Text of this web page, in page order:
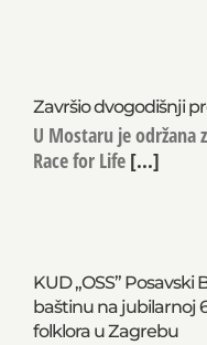
Završio dvogodišnji
U Mostaru je održana
Race for Life [...]
KUD „OSS”
baštinu na jubilarnoj
folklora u Zagrebu